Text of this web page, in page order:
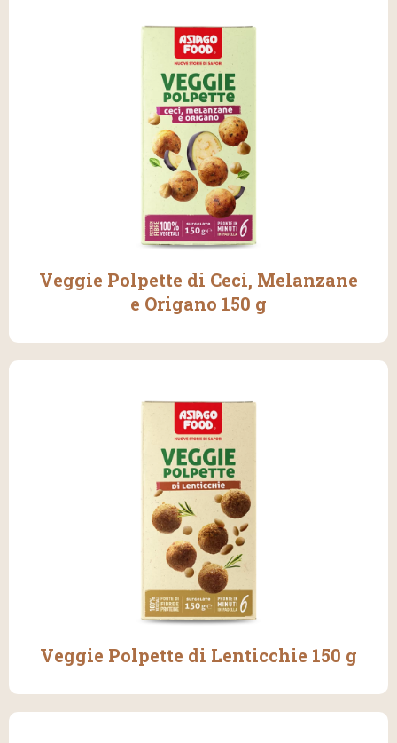
Veggie Polpette di Ceci, Melanzane
e Origano 150 g
Veggie Polpette di Lenticchie 150 g